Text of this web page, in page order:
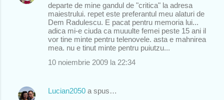
departe de mine gandul de "critica" la adresa
maiestrului. repet este preferantul meu alaturi de
Dem Radulescu. E pacat pentru memoria lui...
adica mi-e ciuda ca muuulte femei peste 15 ani il
vor tine minte pentru telenovele. asta e mahnirea
mea. nu e tinut minte pentru puiutzu...
10 noiembrie 2009 la 22:34
Lucian2050 a spus…